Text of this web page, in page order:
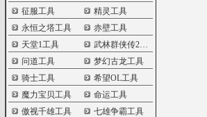
征服工具
精灵工具
永恒之塔工具
赤壁工具
天堂1工具
武林群侠传2工具
问道工具
梦幻古龙工具
骑士工具
希望OL工具
魔力宝贝工具
命运工具
傲视千雄工具
七雄争霸工具